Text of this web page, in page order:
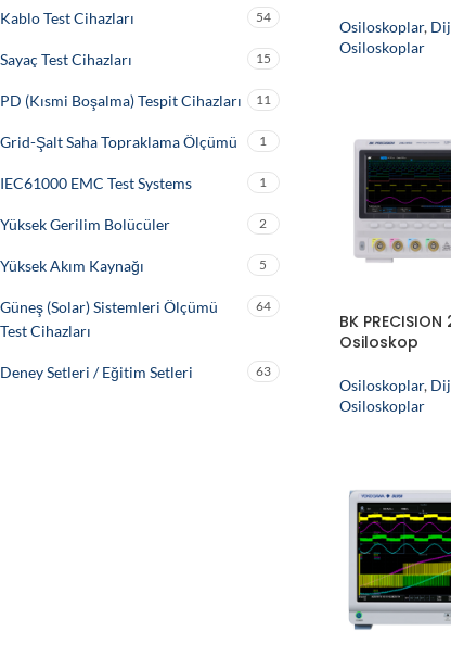
Kablo Test Cihazları 54
Sayaç Test Cihazları 15
PD (Kısmi Boşalma) Tespit Cihazları 11
Grid-Şalt Saha Topraklama Ölçümü 1
IEC61000 EMC Test Systems 1
Yüksek Gerilim Bolücüler 2
Yüksek Akım Kaynağı 5
Güneş (Solar) Sistemleri Ölçümü
Test Cihazları
64
Deney Setleri / Eğitim Setleri 63
Osiloskoplar,
Osiloskoplar
BK
Osiloskop
Osiloskoplar,
Osiloskoplar